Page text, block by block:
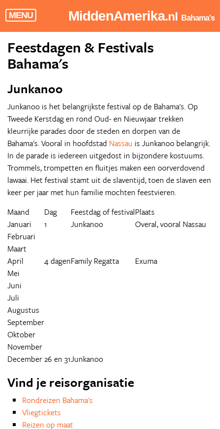
MENU MiddenAmerika.nl Bahama's
Feestdagen & Festivals
Bahama's
Junkanoo
Junkanoo is het belangrijkste festival op de Bahama's. Op
Tweede Kerstdag en rond Oud- en Nieuwjaar trekken
kleurrijke parades door de steden en dorpen van de
Bahama's. Vooral in hoofdstad Nassau is Junkanoo belangrijk.
In de parade is iedereen uitgedost in bijzondere kostuums.
Trommels, trompetten en fluitjes maken een oorverdovend
lawaai. Het festival stamt uit de slaventijd, toen de slaven een
keer per jaar met hun familie mochten feestvieren.
Maand
Dag Feestdag of festivalPlaats
Januari
1 Junkanoo
Overal, vooral Nassau
Februari
Maart
April
4 dagenFamily Regatta
Exuma
Mei
Juni
Juli
Augustus
September
Oktober
November
December26 en 31Junkanoo
Vind je reisorganisatie
Rondreizen Bahama's
Vliegtickets
Reizen op maat